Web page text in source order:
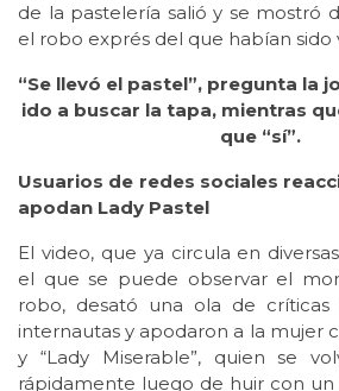
de la pastelería salió y se mostró
el robo exprés del que habían sido
“Se llevó el pastel”, pregunta la
ido a buscar la tapa, mientras
que “sí”.
Usuarios de redes sociales
apodan Lady Pastel
El video, que ya circula en
el que se puede observar el
robo, desató una ola de
internautas y apodaron a la mujer
y “Lady Miserable”, quien se
rápidamente luego de huir con